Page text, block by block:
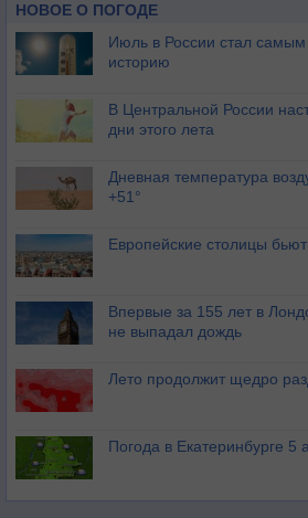
НОВОЕ О ПОГОДЕ
Июль в России стал
историю
В Центральной России
дни этого лета
Дневная температура
+51°
Европейские столицы
Впервые за 155 лет в
не выпадал дождь
Лето продолжит щедро
Погода в Екатеринбурге 5